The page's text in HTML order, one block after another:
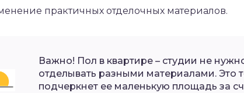
практичных отделочных материалов.
Важно! Пол в квартире – студии не
отделывать разными материалами. Это
подчеркнет ее маленькую площадь за